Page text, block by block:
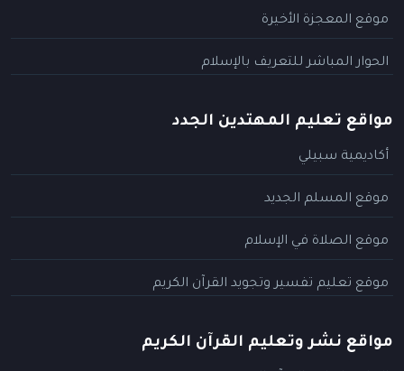
موقع المعجزة الأخيرة
الحوار المباشر للتعريف بالإسلام
مواقع تعليم المهتدين الجدد
أكاديمية سبيلي
موقع المسلم الجديد
موقع الصلاة في الإسلام
موقع تعليم تفسير وتجويد القرآن الكريم
مواقع نشر وتعليم القرآن الكريم